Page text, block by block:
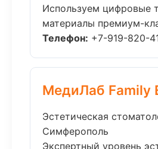
Используем цифровые
материалы премиум-
Телефон: +7-919-820-
МедиЛаб Family
Эстетическая
Симферополь
Экспертный уровень